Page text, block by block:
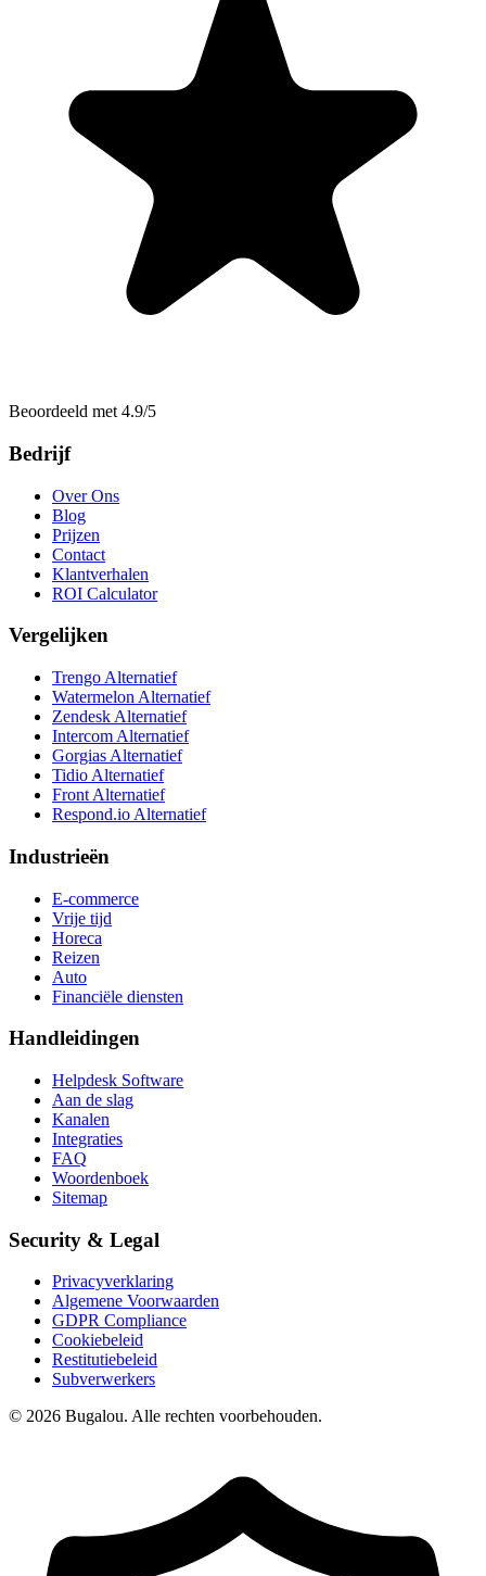
Beoordeeld met 4.9/5
Bedrijf
Over Ons
Blog
Prijzen
Contact
Klantverhalen
ROI Calculator
Vergelijken
Trengo Alternatief
Watermelon Alternatief
Zendesk Alternatief
Intercom Alternatief
Gorgias Alternatief
Tidio Alternatief
Front Alternatief
Respond.io Alternatief
Industrieën
E-commerce
Vrije tijd
Horeca
Reizen
Auto
Financiële diensten
Handleidingen
Helpdesk Software
Aan de slag
Kanalen
Integraties
FAQ
Woordenboek
Sitemap
Security & Legal
Privacyverklaring
Algemene Voorwaarden
GDPR Compliance
Cookiebeleid
Restitutiebeleid
Subverwerkers
© 2026 Bugalou. Alle rechten voorbehouden.